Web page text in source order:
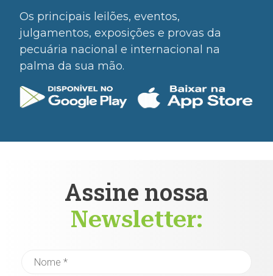
Os principais leilões, eventos,
julgamentos, exposições e provas da
pecuária nacional e internacional na
palma da sua mão.
Assine nossa
Newsletter: